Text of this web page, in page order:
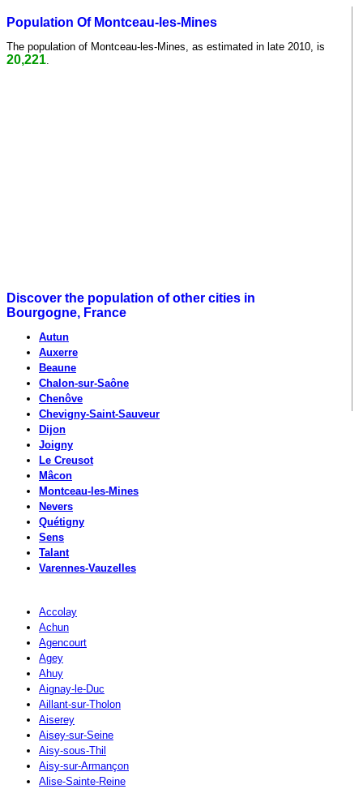
Population Of Montceau-les-Mines
The population of Montceau-les-Mines, as estimated in late 2010, is
20,221
Discover the population of other cities in
Bourgogne, France
Autun
Auxerre
Beaune
Chalon-sur-Saône
Chenôve
Chevigny-Saint-Sauveur
Dijon
Joigny
Le Creusot
Mâcon
Montceau-les-Mines
Nevers
Quétigny
Sens
Talant
Varennes-Vauzelles
Accolay
Achun
Agencourt
Agey
Ahuy
Aignay-le-Duc
Aillant-sur-Tholon
Aiserey
Aisey-sur-Seine
Aisy-sous-Thil
Aisy-sur-Armançon
Alise-Sainte-Reine